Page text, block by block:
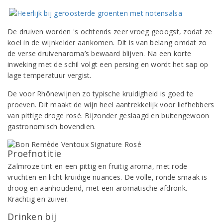
De druiven worden 's ochtends zeer vroeg geoogst, zodat ze
koel in de wijnkelder aankomen. Dit is van belang omdat zo
de verse druivenaroma’s bewaard blijven. Na een korte
inweking met de schil volgt een persing en wordt het sap op
lage temperatuur vergist.
De voor Rhônewijnen zo typische kruidigheid is goed te
proeven. Dit maakt de wijn heel aantrekkelijk voor liefhebbers
van pittige droge rosé. Bijzonder geslaagd en buitengewoon
gastronomisch bovendien.
Proefnotitie
Zalmroze tint en een pittig en fruitig aroma, met rode
vruchten en licht kruidige nuances. De volle, ronde smaak is
droog en aanhoudend, met een aromatische afdronk.
Krachtig en zuiver.
Drinken bij